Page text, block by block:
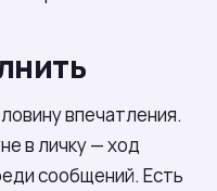
впечатления.
в личку — ход
сообщений. Есть